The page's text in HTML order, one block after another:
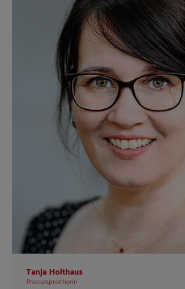
Tanja Holthaus
Pressesprecherin